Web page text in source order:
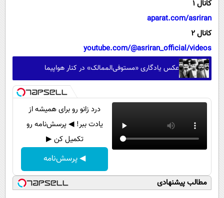
کانال 1
aparat.com/asriran
کانال 2
youtube.com/@asriran_official/videos
عکس یادگاری «مستوفی‌الممالک» در کنار هواپیما
درد زانو رو برای همیشه از
یادت ببر! ◀ پرسش‌نامه رو
تکمیل کن ▶
◀ پرسش‌نامه
مطالب پیشنهادی